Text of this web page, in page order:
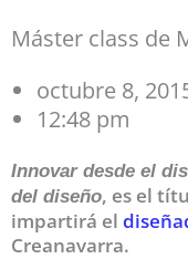
Máster class de
octubre 8,
12:48 pm
Innovar desde el
del diseño, es el
impartirá el
Creanavarra.